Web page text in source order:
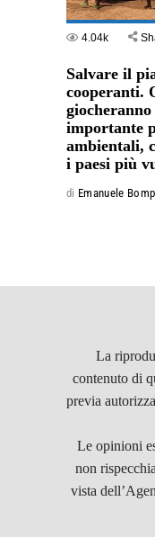
4.04k
Salvare il
cooperanti.
importante
ambientali,
i paesi più
di Emanuele
La
contenuto di
previa
Le opinioni
non
vista